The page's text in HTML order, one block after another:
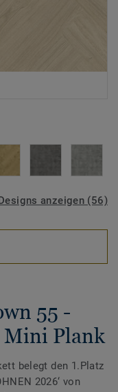
anzeigen (56)
55 -
Mini Plank
belegt den 1.Platz
2026‘ von